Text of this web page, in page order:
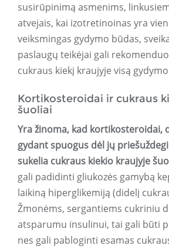
susirūpinimą asmenims,
atvejais, kai izotretinoinas yra
veiksmingas gydymo būdas,
paslaugų teikėjai gali
cukraus kiekį kraujyje visą
Kortikosteroidai ir cukraus
šuoliai
Yra žinoma, kad kortikosteroidai,
gydant spuogus dėl jų
sukelia cukraus kiekio kraujyje
gali padidinti gliukozės gamybą
laikiną hiperglikemiją (didelį
Žmonėms, sergantiems cukriniu
atsparumu insulinui, tai gali būti
nes gali pabloginti esamas